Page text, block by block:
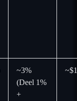
~3%
(Deel 1%
+